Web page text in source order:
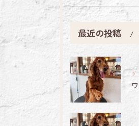
最近の投稿